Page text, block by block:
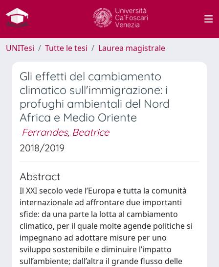
UNITesi Tutte le tesi Laurea magistrale
Gli effetti del cambiamento
climatico sull'immigrazione: i
profughi ambientali del Nord
Africa e Medio Oriente
Ferrandes, Beatrice
2018/2019
Abstract
Il XXI secolo vede l’Europa e tutta la comunità
internazionale ad affrontare due importanti
sfide: da una parte la lotta al cambiamento
climatico, per il quale molte agende politiche si
impegnano ad adottare misure per uno
sviluppo sostenibile e diminuire l’impatto
sull’ambiente; dall’altra il grande flusso delle